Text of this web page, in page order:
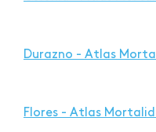
Durazno - Atlas
Flores - Atlas